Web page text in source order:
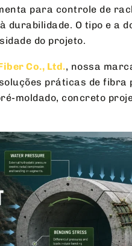
para controle de
durabilidade. O tipo e a
do projeto.
Co., Ltd., nossa
práticas de
moldado, concreto